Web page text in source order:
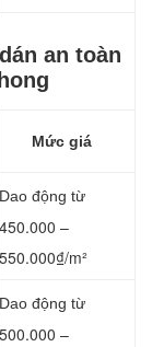
an toàn
Mức giá
Dao động từ
450.000 –
550.000₫/m²
Dao động từ
500.000 –